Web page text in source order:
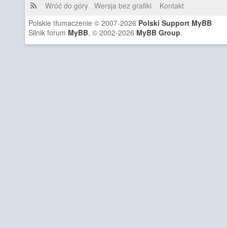
Wróć do góry Wersja bez grafiki
Kontakt
Polskie tłumaczenie © 2007-2026 Polski Support MyBB
Silnik forum MyBB, © 2002-2026 MyBB Group.